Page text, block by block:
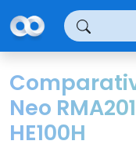
Neo
HE100H
Panel de gestión de